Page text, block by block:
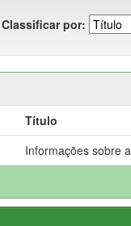
Classificar por:
Título
Informações sobre